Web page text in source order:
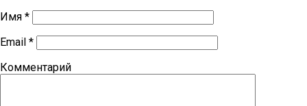
Имя *
Email *
Комментарий